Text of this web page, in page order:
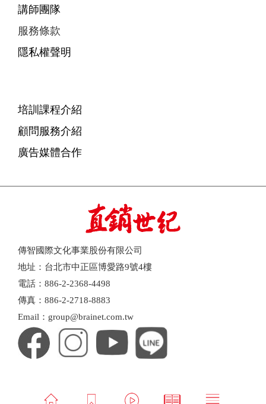
講師團隊
服務條款
隱私權聲明
培訓課程介紹
顧問服務介紹
廣告媒體合作
傳智國際文化事業股份有限公司
地址：台北市中正區博愛路9號4樓
電話：886-2-2368-4498
傳真：886-2-2718-8883
Email：group@brainet.com.tw